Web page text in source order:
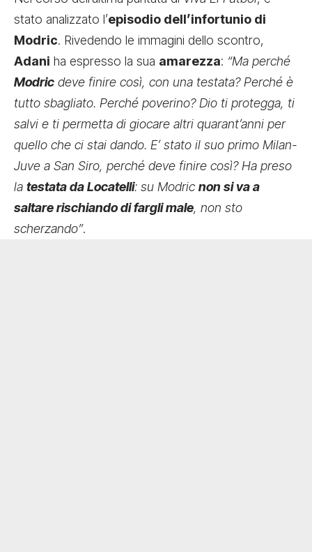
stato analizzato l’episodio dell’infortunio di
Modric. Rivedendo le immagini dello scontro,
Adani ha espresso la sua amarezza: “Ma perché
Modric deve finire così, con una testata? Perché è
tutto sbagliato. Perché poverino? Dio ti protegga, ti
salvi e ti permetta di giocare altri quarant’anni per
quello che ci stai dando. E’ stato il suo primo Milan-
Juve a San Siro, perché deve finire così? Ha preso
la testata da Locatelli: su Modric non si va a
saltare rischiando di fargli male, non sto
scherzando”.